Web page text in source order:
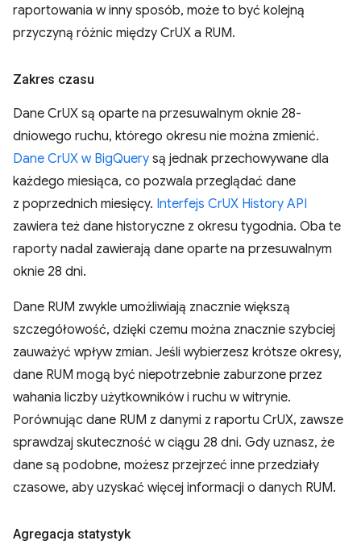
raportowania w inny sposób, może to być kolejną
przyczyną różnic między CrUX a RUM.
Zakres czasu
Dane CrUX są oparte na przesuwalnym oknie 28-
dniowego ruchu, którego okresu nie można zmienić.
Dane CrUX w BigQuery są jednak przechowywane dla
każdego miesiąca, co pozwala przeglądać dane
z poprzednich miesięcy. Interfejs CrUX History API
zawiera też dane historyczne z okresu tygodnia. Oba te
raporty nadal zawierają dane oparte na przesuwalnym
oknie 28 dni.
Dane RUM zwykle umożliwiają znacznie większą
szczegółowość, dzięki czemu można znacznie szybciej
zauważyć wpływ zmian. Jeśli wybierzesz krótsze okresy,
dane RUM mogą być niepotrzebnie zaburzone przez
wahania liczby użytkowników i ruchu w witrynie.
Porównując dane RUM z danymi z raportu CrUX, zawsze
sprawdzaj skuteczność w ciągu 28 dni. Gdy uznasz, że
dane są podobne, możesz przejrzeć inne przedziały
czasowe, aby uzyskać więcej informacji o danych RUM.
Agregacja statystyk